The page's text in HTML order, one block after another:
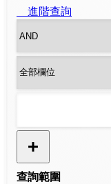
進階查詢
查詢範圍